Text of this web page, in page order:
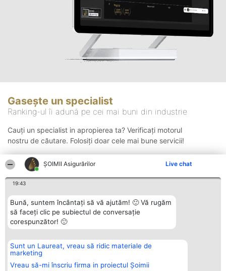
ȘOIMII Asigurărilor Live chat
19:43
Bună, suntem încântați să vă ajutăm! 🙂 Vă rugăm
să faceți clic pe subiectul de conversație
corespunzător! 🙂
Sunt un Laureat, vreau să ridic materiale de
marketing
Vreau să-mi înscriu firma in proiectul Șoimii
Gasește un specialist
Ranking-ul îi adună pe cei mai buni din industrie
Cauți un specialist in apropierea ta? Verificați motorul
nostru de căutare. Folosiți doar cele mai bune servicii!
Organizator Ranking
BRIGHT SOLUTIONS BR SRL
Aleea Timisul De Sus 2 Bl. A30
Sc. A Et. 4 Ap. 13 Cod 061952
Plebiscyt
Lista Tuturor
Laureaților
Contact